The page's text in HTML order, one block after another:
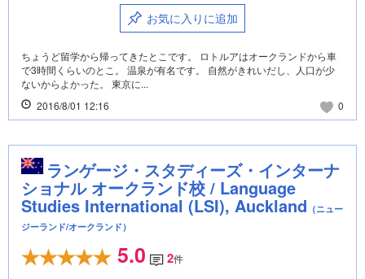
お気に入りに追加
ちょうど留学から帰ってきたとこです。 ロトルアはオークランドから車
で3時間くらいのとこ。 温泉が有名です。 自然がきれいだし、人口が少
ないからよかった。 東京に...
2016/8/01 12:16
0
ランゲージ・スタディーズ・インターナ
ショナル オークランド校 / Language
Studies International (LSI), Auckland （ニュー
ジーランド/オークランド）
5.0 2件